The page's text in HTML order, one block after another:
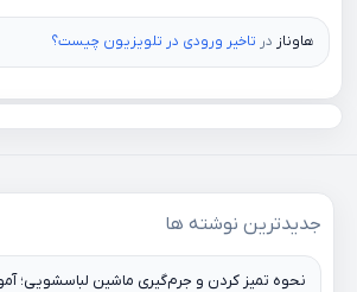
هاوناز در تاخیر ورودی در تلویزیون چیست؟
جدیدترین نوشته ها
نحوه تمیز کردن و جرم‌گیری ماشین لباسشویی؛